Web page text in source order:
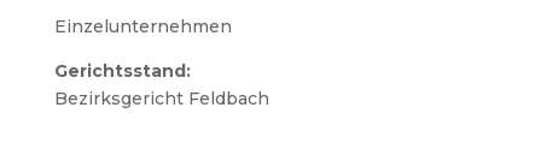
Einzelunternehmen
Gerichtsstand:
Bezirksgericht Feldbach